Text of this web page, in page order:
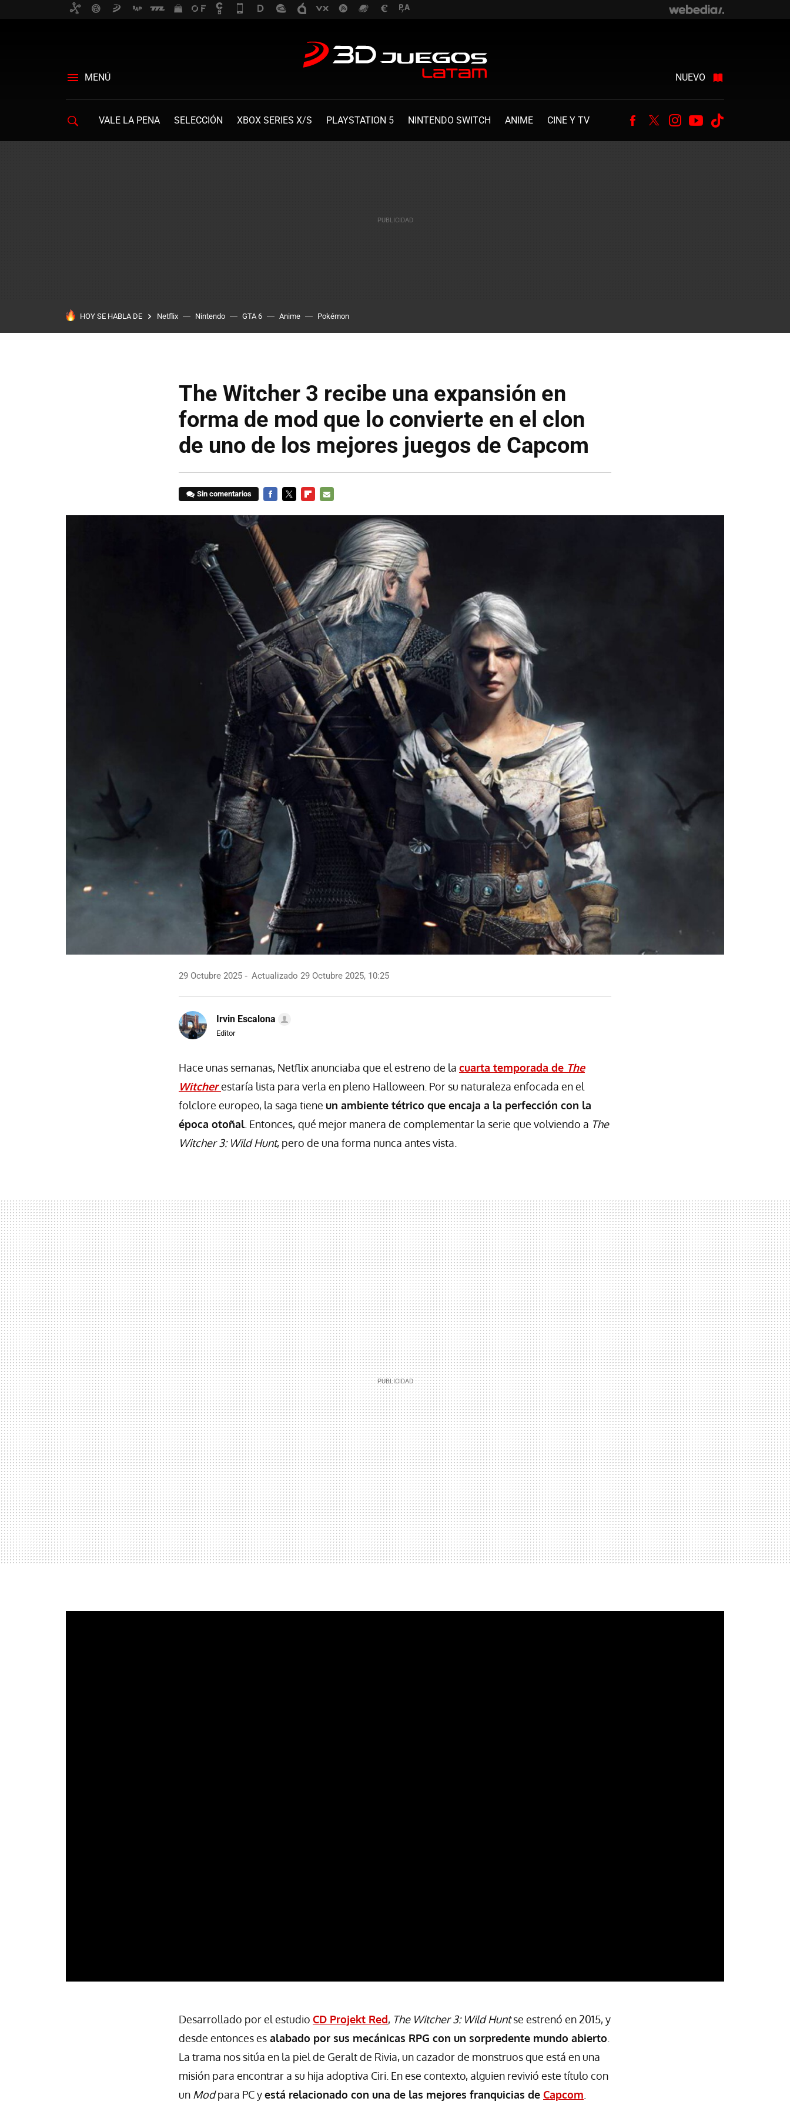
MENÚ NUEVO
VALE LA PENA SELECCIÓN XBOX SERIES X/S PLAYSTATION 5 NINTENDO SWITCH ANIME CINE Y TV Facebook
TwitterInstagram
Youtube
HOY SE HABLA DE Netflix Nintendo GTA 6 Anime Pokémon
The Witcher 3 recibe una expansión en
forma de mod que lo convierte en el clon
de uno de los mejores juegos de Capcom
Sin comentarios
29 Octubre 2025 Actualizado 29 Octubre 2025, 10:25
Irvin Escalona
Editor
Hace unas semanas, Netflix anunciaba que el estreno de la cuarta temporada de The
Witcher estaría lista para verla en pleno Halloween. Por su naturaleza enfocada en el
folclore europeo, la saga tiene un ambiente tétrico que encaja a la perfección con la
época otoñal. Entonces, qué mejor manera de complementar la serie que volviendo a The
Witcher 3: Wild Hunt, pero de una forma nunca antes vista.
Desarrollado por el estudio CD Projekt Red, The Witcher 3: Wild Huntse estrenó en 2015, y
desde entonces es alabado por sus mecánicas RPG con un sorpredente mundo abierto
La trama nos sitúa en la piel de Geralt de Rivia, un cazador de monstruos que está en una
misión para encontrar a su hija adoptiva Ciri. En ese contexto, alguien revivió este título con
un Modpara PC yestá relacionado con una de las mejores franquicias de Capcom